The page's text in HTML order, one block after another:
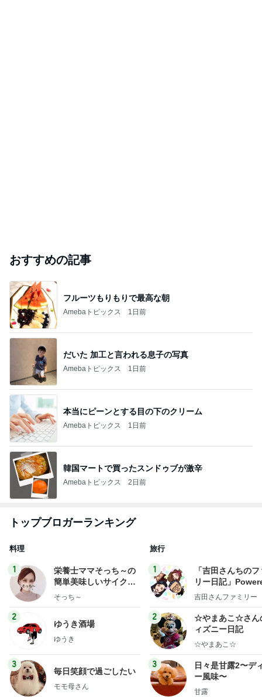
おすすめの記事
フルーツもりもりで最高な朝
Amebaトピックス 1日前
だいた 加工と言われる息子の写真
Amebaトピックス 1日前
本当にピーンとする目の下のクリーム
Amebaトピックス 1日前
韓国マートで買ったスンドゥブが激辛
Amebaトピックス 2日前
トップブロガーランキング
料理
1
栄養士ママそっち～の
簡単美味しいサイクル
献立
そっち～
2
ゆうき酒場
ゆうき
3
毎日笑顔で過ごしたい
モモ母さん
旅行
1
「吉田さんちの
リー日記」
y Ameba 吉田さ
ログ
吉田さんファミリー
2
☆やまあこ☆さん
ィズニー日記
☆やまあこ☆
3
日々是甘露2〜デ
ー風味〜
甘露